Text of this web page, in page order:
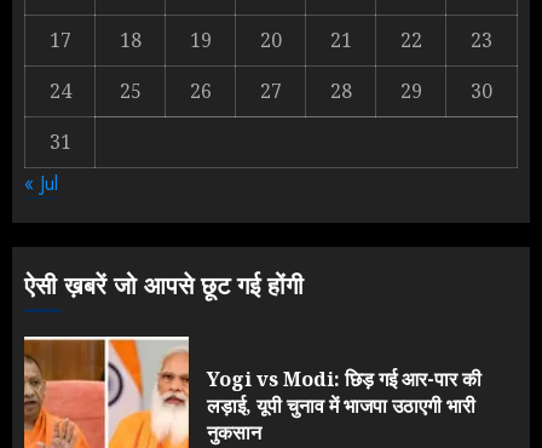
2
3
Rahul Gandhi के तीखे वार से बार-बार
17
18 19 20 21 22
23
24
25 26 27 28 29
30
31
« Jul
ऐसी ख़बरें जो आपसे छूट गई होंगी
Yogi vs Modi: छिड़ गई आर-पार की
लड़ाई, यूपी चुनाव में भाजपा उठाएगी भारी
नुकसान